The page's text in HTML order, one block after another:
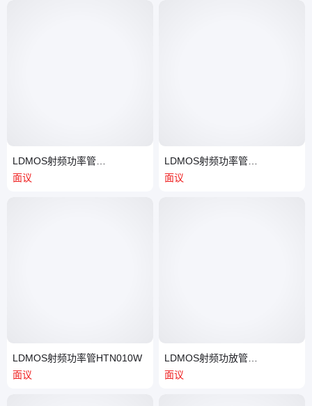
LDMOS射频功率管
HTN7G38S007P
面议
LDMOS射频功率管HTN010W
面议
LDMOS射频功率管
HTN7G21S040PG
面议
LDMOS射频功放管
HTN7G38S007P 电子元器件
面议